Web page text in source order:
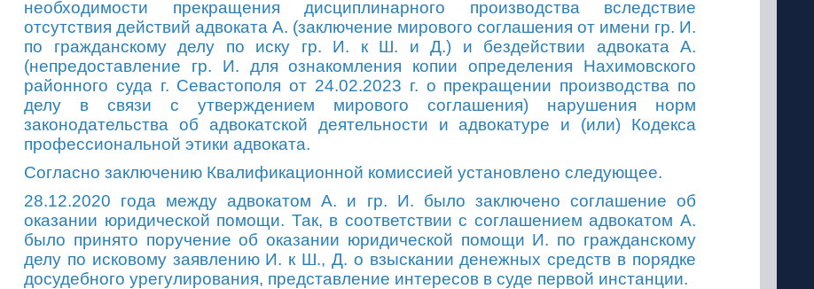
необходимости прекращения дисциплинарного производства вследствие
отсутствия действий адвоката А. (заключение мирового соглашения от имени гр. И.
по гражданскому делу по иску гр. И. к Ш. и Д.) и бездействии адвоката А.
(непредоставление гр. И. для ознакомления копии определения Нахимовского
районного суда г. Севастополя от 24.02.2023 г. о прекращении производства по
делу в связи с утверждением мирового соглашения) нарушения норм
законодательства об адвокатской деятельности и адвокатуре и (или) Кодекса
профессиональной этики адвоката.
Согласно заключению Квалификационной комиссией установлено следующее.
28.12.2020 года между адвокатом А. и гр. И. было заключено соглашение об
оказании юридической помощи. Так, в соответствии с соглашением адвокатом А.
было принято поручение об оказании юридической помощи И. по гражданскому
делу по исковому заявлению И. к Ш., Д. о взыскании денежных средств в порядке
досудебного урегулирования, представление интересов в суде первой инстанции.